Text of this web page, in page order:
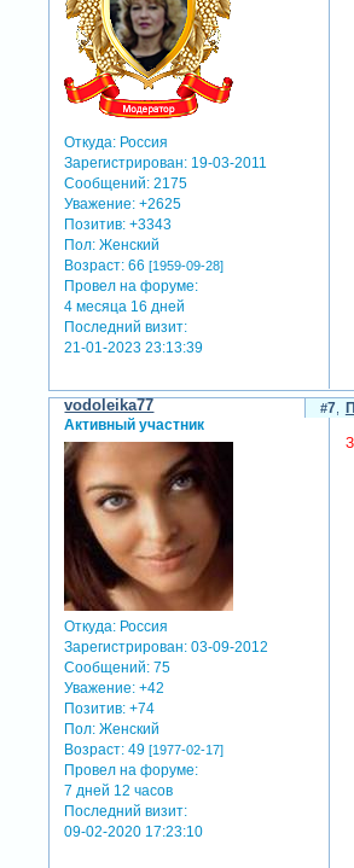
Откуда: Россия
Зарегистрирован: 19-03-2011
Сообщений: 2175
Уважение: +2625
Позитив: +3343
Пол: Женский
Возраст: 66[1959-09-28]
Провел на форуме:
4 месяца 16 дней
Последний визит:
21-01-2023 23:13:39
7
vodoleika77
Активный участник
Откуда: Россия
Зарегистрирован: 03-09-2012
Сообщений: 75
Уважение: +42
Позитив: +74
Пол: Женский
Возраст: 49[1977-02-17]
Провел на форуме:
7 дней 12 часов
Последний визит:
09-02-2020 17:23:10